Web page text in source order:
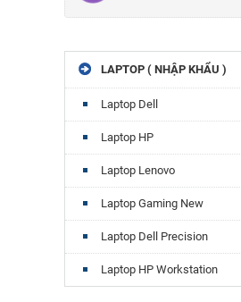
LAPTOP ( NHẬP KHẨU )
Laptop Dell
Laptop HP
Laptop Lenovo
Laptop Gaming New
Laptop Dell Precision
Laptop HP Workstation